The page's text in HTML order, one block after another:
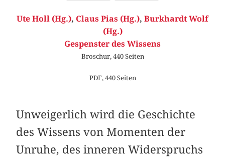
Ute Holl (Hg.), Claus Pias (Hg.), Burkhardt Wolf
(Hg.)
Gespenster des Wissens
Broschur, 440 Seiten
PDF, 440 Seiten
Unweigerlich wird die Geschichte
des Wissens von Momenten der
Unruhe, des inneren Widerspruchs